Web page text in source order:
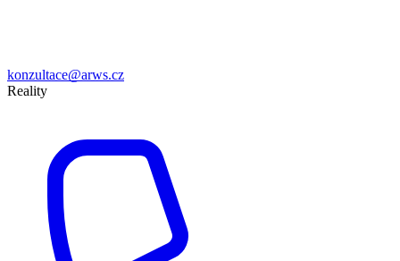
konzultace@arws.cz
Reality